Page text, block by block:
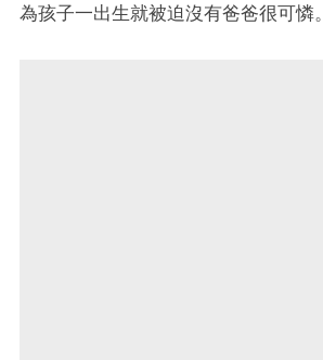
為孩子一出生就被迫沒有爸爸很可憐。